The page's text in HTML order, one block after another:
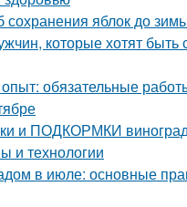
сохранения яблок до
которые хотят быть
обязательные
и ПОДКОРМКИ
и технологии
в июле: основные